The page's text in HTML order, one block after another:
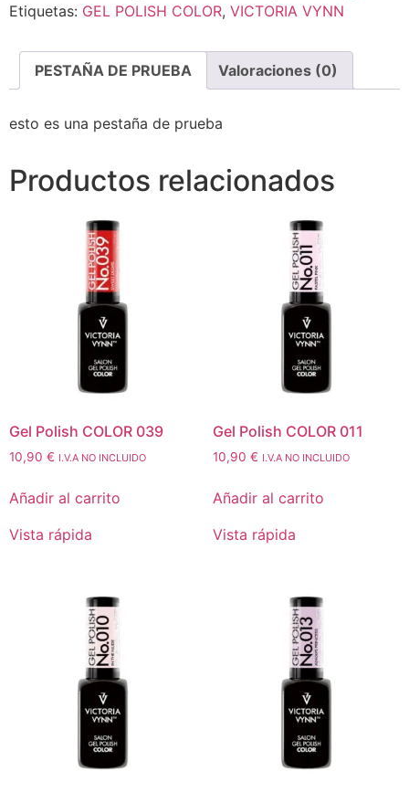
Etiquetas: GEL POLISH COLOR, VICTORIA VYNN
PESTAÑA DE PRUEBA Valoraciones (0)
esto es una pestaña de prueba
Productos relacionados
Gel Polish COLOR 039
10,90 € I.V.A NO INCLUIDO
Añadir al carrito
Vista rápida
Gel Polish COLOR 011
10,90 € I.V.A NO INCLUIDO
Añadir al carrito
Vista rápida